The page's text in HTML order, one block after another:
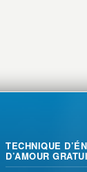
TECHNIQUE
D’AMOUR